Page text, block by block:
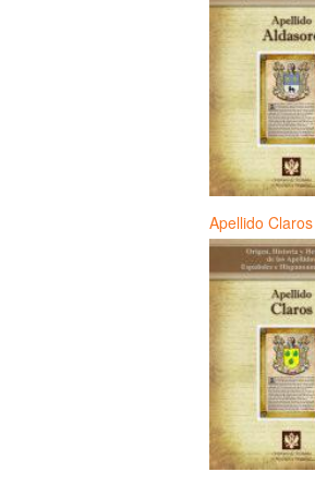
Apellido Claros